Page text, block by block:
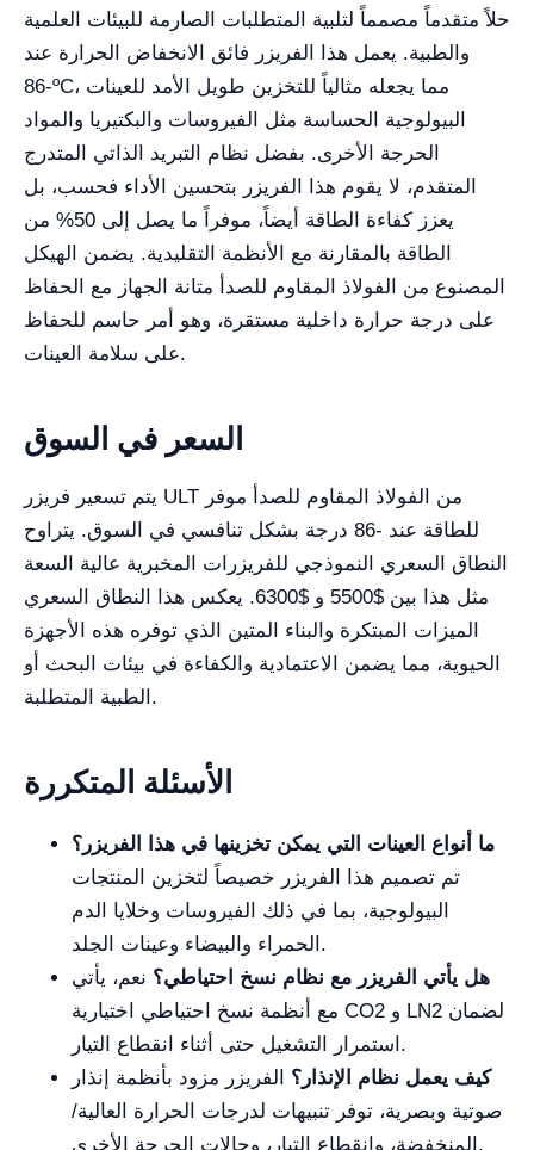
حلاً متقدماً مصمماً لتلبية المتطلبات الصارمة للبيئات العلمية
والطبية. يعمل هذا الفريزر فائق الانخفاض الحرارة عند
-86ºC، مما يجعله مثالياً للتخزين طويل الأمد للعينات
البيولوجية الحساسة مثل الفيروسات والبكتيريا والمواد
الحرجة الأخرى. بفضل نظام التبريد الذاتي المتدرج
المتقدم، لا يقوم هذا الفريزر بتحسين الأداء فحسب، بل
يعزز كفاءة الطاقة أيضاً، موفراً ما يصل إلى 50% من
الطاقة بالمقارنة مع الأنظمة التقليدية. يضمن الهيكل
المصنوع من الفولاذ المقاوم للصدأ متانة الجهاز مع الحفاظ
على درجة حرارة داخلية مستقرة، وهو أمر حاسم للحفاظ
على سلامة العينات.
السعر في السوق
يتم تسعير فريزر ULT من الفولاذ المقاوم للصدأ موفر
للطاقة عند -86 درجة بشكل تنافسي في السوق. يتراوح
النطاق السعري النموذجي للفريزرات المخبرية عالية السعة
مثل هذا بين $5500 و $6300. يعكس هذا النطاق السعري
الميزات المبتكرة والبناء المتين الذي توفره هذه الأجهزة
الحيوية، مما يضمن الاعتمادية والكفاءة في بيئات البحث أو
الطبية المتطلبة.
الأسئلة المتكررة
ما أنواع العينات التي يمكن تخزينها في هذا الفريزر؟
تم تصميم هذا الفريزر خصيصاً لتخزين المنتجات
البيولوجية، بما في ذلك الفيروسات وخلايا الدم
الحمراء والبيضاء وعينات الجلد.
هل يأتي الفريزر مع نظام نسخ احتياطي؟ نعم، يأتي
مع أنظمة نسخ احتياطي اختيارية CO2 و LN2 لضمان
استمرار التشغيل حتى أثناء انقطاع التيار.
كيف يعمل نظام الإنذار؟ الفريزر مزود بأنظمة إنذار
صوتية وبصرية، توفر تنبيهات لدرجات الحرارة العالية/
المنخفضة، وانقطاع التيار، وحالات الحرجة الأخرى.